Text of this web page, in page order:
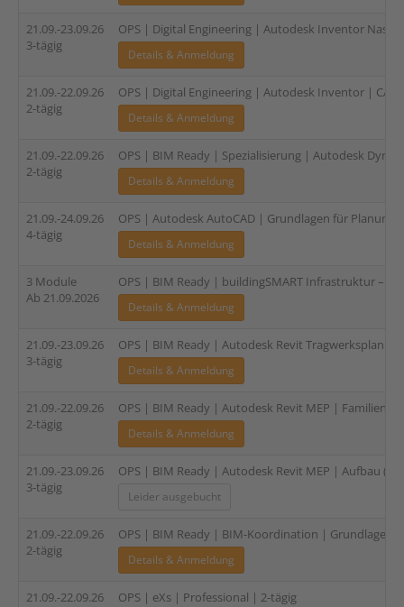
21.09.-23.09.26
3-tägig
OPS | Digital Engineering | Autodesk Inventor
Details & Anmeldung
21.09.-22.09.26
2-tägig
OPS | Digital Engineering | Autodesk Inventor |
Details & Anmeldung
21.09.-22.09.26
2-tägig
OPS | BIM Ready | Spezialisierung | Autodesk
Details & Anmeldung
21.09.-24.09.26
4-tägig
OPS | Autodesk AutoCAD | Grundlagen für
Details & Anmeldung
3 Module
Ab 21.09.2026
OPS | BIM Ready | buildingSMART Infrastruktur –
Details & Anmeldung
21.09.-23.09.26
3-tägig
OPS | BIM Ready | Autodesk Revit
Details & Anmeldung
21.09.-22.09.26
2-tägig
OPS | BIM Ready | Autodesk Revit MEP | Familien
Details & Anmeldung
21.09.-23.09.26
3-tägig
OPS | BIM Ready | Autodesk Revit MEP | Aufbau
Leider ausgebucht
21.09.-22.09.26
2-tägig
OPS | BIM Ready | BIM-Koordination | Grundlagen |
Details & Anmeldung
21.09.-22.09.26
OPS | eXs | Professional | 2-tägig